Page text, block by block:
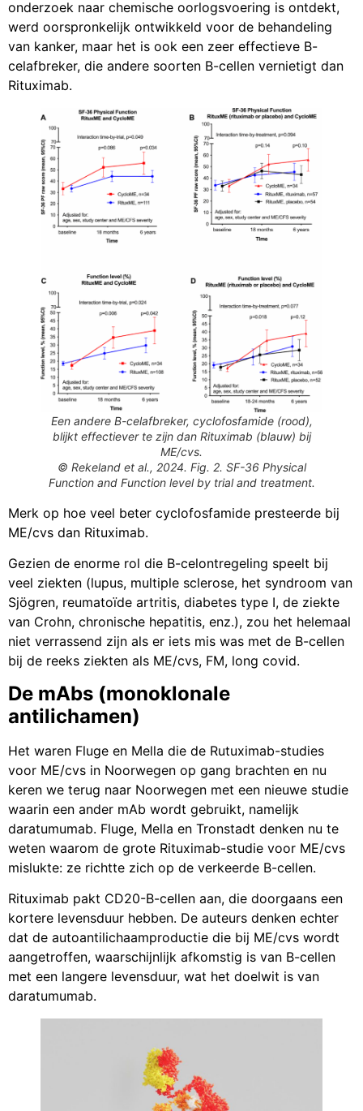
onderzoek naar chemische oorlogsvoering is ontdekt,
werd oorspronkelijk ontwikkeld voor de behandeling
van kanker, maar het is ook een zeer effectieve B-
celafbreker, die andere soorten B-cellen vernietigt dan
Rituximab.
Een andere B-celafbreker, cyclofosfamide (rood),
blijkt effectiever te zijn dan Rituximab (blauw) bij
ME/cvs.
© Rekeland et al., 2024. Fig. 2. SF-36 Physical
Function and Function level by trial and treatment.
Merk op hoe veel beter cyclofosfamide presteerde bij
ME/cvs dan Rituximab.
Gezien de enorme rol die B-celontregeling speelt bij
veel ziekten (lupus, multiple sclerose, het syndroom van
Sjögren, reumatoïde artritis, diabetes type I, de ziekte
van Crohn, chronische hepatitis, enz.), zou het helemaal
niet verrassend zijn als er iets mis was met de B-cellen
bij de reeks ziekten als ME/cvs, FM, long covid.
De mAbs (monoklonale
antilichamen)
Het waren Fluge en Mella die de Rutuximab-studies
voor ME/cvs in Noorwegen op gang brachten en nu
keren we terug naar Noorwegen met een nieuwe studie
waarin een ander mAb wordt gebruikt, namelijk
daratumumab. Fluge, Mella en Tronstadt denken nu te
weten waarom de grote Rituximab-studie voor ME/cvs
mislukte: ze richtte zich op de verkeerde B-cellen.
Rituximab pakt CD20-B-cellen aan, die doorgaans een
kortere levensduur hebben. De auteurs denken echter
dat de autoantilichaamproductie die bij ME/cvs wordt
aangetroffen, waarschijnlijk afkomstig is van B-cellen
met een langere levensduur, wat het doelwit is van
daratumumab.